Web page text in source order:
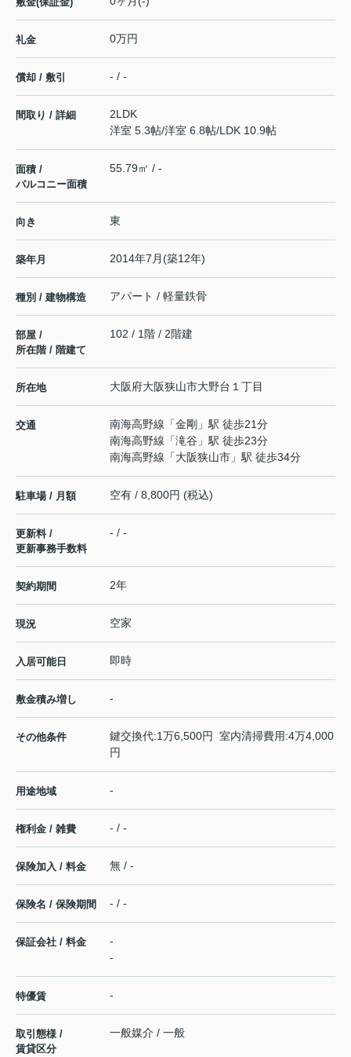
礼金 0万円
償却 / 敷引 - / -
間取り / 詳細
2LDK
洋室 5.3帖/洋室 6.8帖/LDK 10.9帖
面積 /
バルコニー面積
55.79㎡ / -
向き 東
築年月 2014年7月(築12年)
種別 / 建物構造 アパート / 軽量鉄骨
部屋 /
所在階 / 階建て
102 / 1階 / 2階建
所在地 大阪府大阪狭山市大野台 １丁目
交通 南海高野線 「金剛 」駅 徒歩21分
南海高野線 「滝谷 」駅 徒歩23分
南海高野線 「大阪狭山市 」駅 徒歩34分
駐車場 / 月額 空有 / 8,800円 (税込)
更新料 /
更新事務手数料
- / -
契約期間 2年
現況 空家
入居可能日 即時
敷金積み増し -
その他条件
鍵交換代:1万6,500円 室内清掃費用:4万4,000
円
用途地域 -
権利金 / 雑費 - / -
保険加入 / 料金 無 / -
保険名 / 保険期間 - / -
保証会社 / 料金
-
-
特優賃 -
取引態様 /
賃貸区分
一般媒介 / 一般